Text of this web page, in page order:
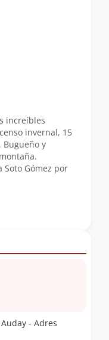
- Adres
increíbles
invernal, 15
Bugueño y
Gómez por